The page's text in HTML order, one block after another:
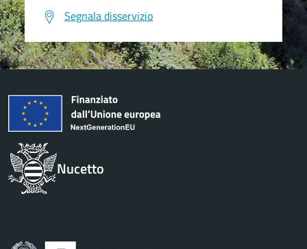
Segnala disservizio
Nucetto